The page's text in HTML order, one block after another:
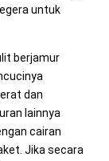
untuk
berjamur
dan
lainnya
cairan
Jika secara